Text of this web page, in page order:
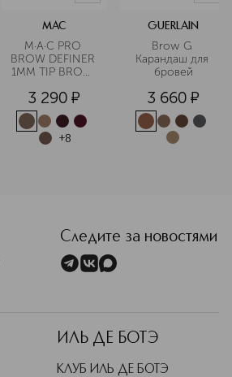
MAC
M·A·C PRO
BROW DEFINER
1MM TIP BROW
Карандаш для
бровей
3 290 ¤
+8
GUERLAIN
Brow G
Карандаш для
бровей
3 660 ¤
Следите за новостями
ИЛЬ ДЕ БОТЭ
КЛУБ ИЛЬ ДЕ БОТЭ